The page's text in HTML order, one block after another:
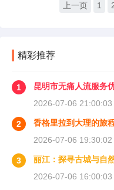
上一页 1
精彩推荐
1
昆明市无痛人流服务
2026-07-06 21:00:03
2
香格里拉到大理的旅
2026-07-06 19:30:02
3
丽江：探寻古城与自
2026-07-06 16:00:03